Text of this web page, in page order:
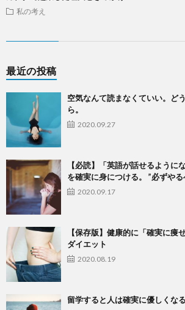
私の考え
最近の投稿
空気なんて読まなくていい。ど
ら。
2020.09.27
【必読】「英語が話せるように
を確実に身につける。 ”必ずや
2020.09.17
【保存版】健康的に「確実に痩
ダイエット
2020.08.19
留学すると人は確実に優しくな